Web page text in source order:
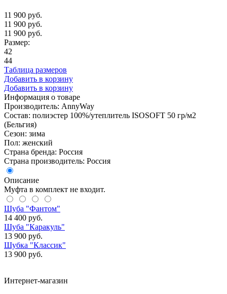
11 900 руб.
11 900 руб.
11 900 руб.
Размер:
42
44
Таблица размеров
Добавить в корзину
Добавить в корзину
Информация о товаре
Производитель: AnnyWay
Состав: полиэстер 100%/утеплитель ISOSOFT 50 гр/м2
(Бельгия)
Сезон: зима
Пол: женский
Страна бренда: Россия
Страна производитель: Россия
Описание
Муфта в комплект не входит.
Шуба "Фантом"
14 400 руб.
Шуба "Каракуль"
13 900 руб.
Шубка "Классик"
13 900 руб.
Интернет-магазин